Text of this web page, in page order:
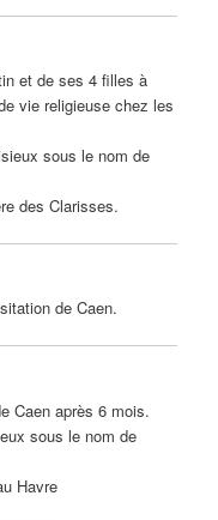
et de ses 4 filles à
vie religieuse chez les
sous le nom de
des Clarisses.
de Caen.
Caen après 6 mois.
sous le nom de
Havre